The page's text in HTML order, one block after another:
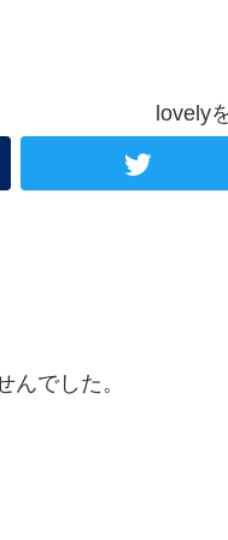
lovely
んでした。